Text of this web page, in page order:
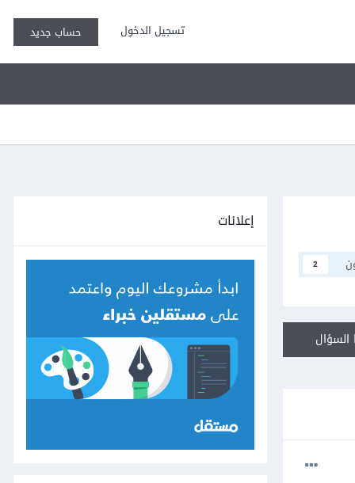
تسجيل الدخول حساب جديد
2
إعلانات